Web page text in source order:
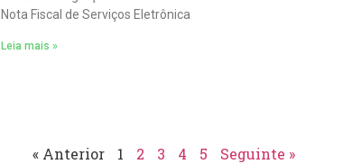
Nota Fiscal de Serviços Eletrônica
Leia mais »
« Anterior 1 2 3 4 5 Seguinte »